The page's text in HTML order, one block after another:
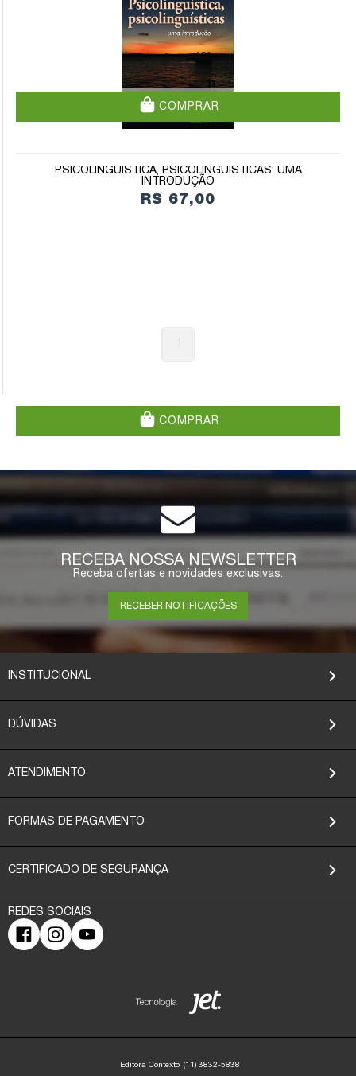
COMPRAR
PSICOLINGUÍSTICA, PSICOLINGUÍSTICAS: UMA
INTRODUÇÃO
R$ 67,00
COMPRAR
RECEBA NOSSA NEWSLETTER
Receba ofertas e novidades exclusivas.
RECEBER NOTIFICAÇÕES
INSTITUCIONAL
DÚVIDAS
ATENDIMENTO
FORMAS DE PAGAMENTO
CERTIFICADO DE SEGURANÇA
Editora Contexto (11) 3832-5838